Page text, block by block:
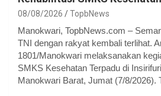
08/08/2026 TopbNews
Manokwari, TopbNews.com –
TNI dengan rakyat kembali terlihat.
1801/Manokwari melaksanakan
SMKS Kesehatan Terpadu di
Manokwari Barat, Jumat (7/8/2026).